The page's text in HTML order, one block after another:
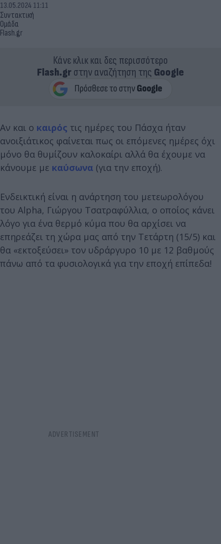
Συντακτική
Ομάδα
Flash.gr
13.05.2024 11:11
Κάνε κλικ και δες περισσότερο
Flash.grστην αναζήτηση της Google
Αν και ο καιρός τις ημέρες του Πάσχα ήταν
ανοιξιάτικος φαίνεται πως οι επόμενες ημέρες όχι
μόνο θα θυμίζουν καλοκαίρι αλλά θα έχουμε να
κάνουμε με καύσωνα (για την εποχή).
Ενδεικτική είναι η ανάρτηση του μετεωρολόγου
του Alpha, Γιώργου Τσατραφύλλια, ο οποίος κάνει
λόγο για ένα θερμό κύμα που θα αρχίσει να
επηρεάζει τη χώρα μας από την Τετάρτη (15/5) και
θα «εκτοξεύσει» τον υδράργυρο 10 με 12 βαθμούς
πάνω από τα φυσιολογικά για την εποχή επίπεδα!